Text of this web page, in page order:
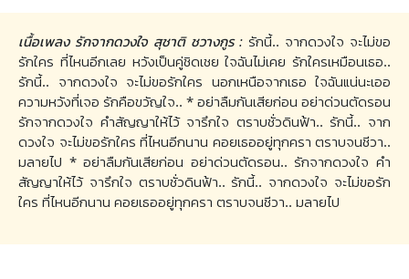
เนื้อเพลง รักจากดวงใจ สุชาติ ชวางกูร :รักนี้.. จากดวงใจ จะไม่ขอ
รักใคร ที่ไหนอีกเลย หวังเป็นคู่ชิดเชย ใจฉันไม่เคย รักใครเหมือนเธอ..
รักนี้.. จากดวงใจ จะไม่ขอรักใคร นอกเหนือจากเธอ ใจฉันแน่นะเออ
ความหวังที่เจอ รักคือขวัญใจ.. * อย่าลืมกันเสียก่อน อย่าด่วนตัดรอน
รักจากดวงใจ คำสัญญาให้ไว้ จารึกใจ ตราบชั่วดินฟ้า.. รักนี้.. จาก
ดวงใจ จะไม่ขอรักใคร ที่ไหนอีกนาน คอยเธออยู่ทุกครา ตราบจนชีวา..
มลายไป * อย่าลืมกันเสียก่อน อย่าด่วนตัดรอน.. รักจากดวงใจ คำ
สัญญาให้ไว้ จารึกใจ ตราบชั่วดินฟ้า.. รักนี้.. จากดวงใจ จะไม่ขอรัก
ใคร ที่ไหนอีกนาน คอยเธออยู่ทุกครา ตราบจนชีวา.. มลายไป